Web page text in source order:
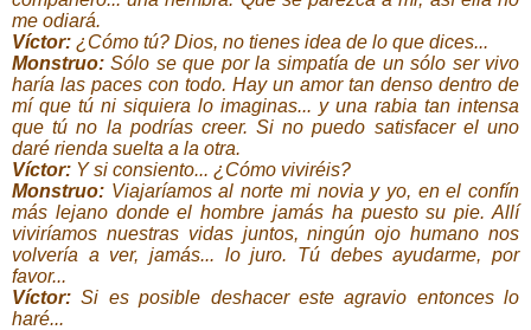
me odiará.
Víctor: ¿Cómo tú? Dios, no tienes idea de lo que dices...
Monstruo:Sólo se que por la simpatía de un sólo ser vivo
haría las paces con todo. Hay un amor tan denso dentro de
mí que tú ni siquiera lo imaginas... y una rabia tan intensa
que tú no la podrías creer. Si no puedo satisfacer el uno
daré rienda suelta a la otra.
Víctor: Y si consiento... ¿Cómo viviréis?
Monstruo: Viajaríamos al norte mi novia y yo, en el confín
más lejano donde el hombre jamás ha puesto su pie. Allí
viviríamos nuestras vidas juntos, ningún ojo humano nos
volvería a ver, jamás... lo juro. Tú debes ayudarme, por
favor...
Víctor: Si es posible deshacer este agravio entonces lo
haré...